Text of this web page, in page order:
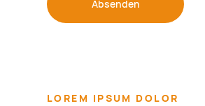
Absenden
LOREM IPSUM DOLOR